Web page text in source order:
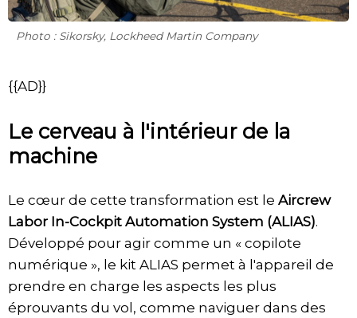
Photo : Sikorsky, Lockheed Martin Company
{{AD}}
Le cerveau à l'intérieur de la
machine
Le cœur de cette transformation est le Aircrew
Labor In-Cockpit Automation System (ALIAS).
Développé pour agir comme un « copilote
numérique », le kit ALIAS permet à l'appareil de
prendre en charge les aspects les plus
éprouvants du vol, comme naviguer dans des